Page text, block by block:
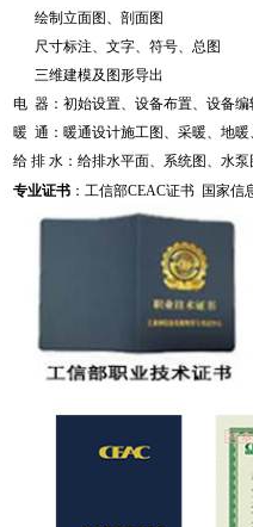
绘制立面图、剖面图
尺寸标注、文字、符号、总图
三维建模及图形导出
电 器：初始设置、设备布置、设备编
暖 通：暖通设计施工图、采暖、地暖
给 排 水：给排水平面、系统图、水泵
专业证书 ：工信部CEAC证书 国家信